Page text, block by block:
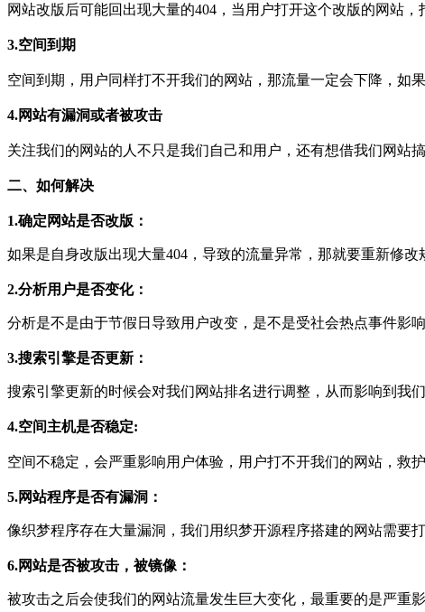
网站改版后可能回出现大量的404，当用户打开这个改版的网站
3.空间到期
空间到期，用户同样打不开我们的网站，那流量一定会下降，如
4.网站有漏洞或者被攻击
关注我们的网站的人不只是我们自己和用户，还有想借我们网站
二、如何解决
1.确定网站是否改版：
如果是自身改版出现大量404，导致的流量异常，那就要重新修改
2.分析用户是否变化：
分析是不是由于节假日导致用户改变，是不是受社会热点事件影
3.搜索引擎是否更新：
搜索引擎更新的时候会对我们网站排名进行调整，从而影响到我
4.空间主机是否稳定:
空间不稳定，会严重影响用户体验，用户打不开我们的网站，救
5.网站程序是否有漏洞：
像织梦程序存在大量漏洞，我们用织梦开源程序搭建的网站需要
6.网站是否被攻击，被镜像：
被攻击之后会使我们的网站流量发生巨大变化，最重要的是严重